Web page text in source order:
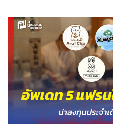
บาท ที่ปัจจุบันขยายสาขาไปแล้ว
Momocha (โมโม่ฉะ) มีเมนูให้เ
เป็น Brown Sugar SERIES
momocha ชานมบราวน์ชูก้า
ไต้หวันแท้ ผสานกับนมโคสดแท้
นมก็สามารถดื่มได้ และบราวน์
บราวน์ชูก้า (Matcha Brown
กับนมโคสดและบราวน์ชูก้า ผู้ที่ชื่
บราวน์ชูก้า (Fresh Milk